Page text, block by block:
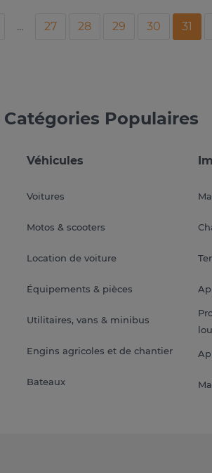
... 27 28 29 30 31
Catégories Populaires
Véhicules
Voitures
Motos & scooters
Location de voiture
Équipements & pièces
Utilitaires, vans & minibus
Engins agricoles et de chantier
Bateaux